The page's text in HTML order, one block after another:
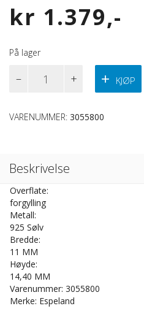
kr 1.379
På lager
Forgylt
KJØP
VARENUMMER: 3055800
Beskrivelse
Overflate:
forgylling
Metall:
925 Sølv
Bredde:
11 MM
Høyde:
14,40 MM
Varenummer: 3055800
Merke: Espeland